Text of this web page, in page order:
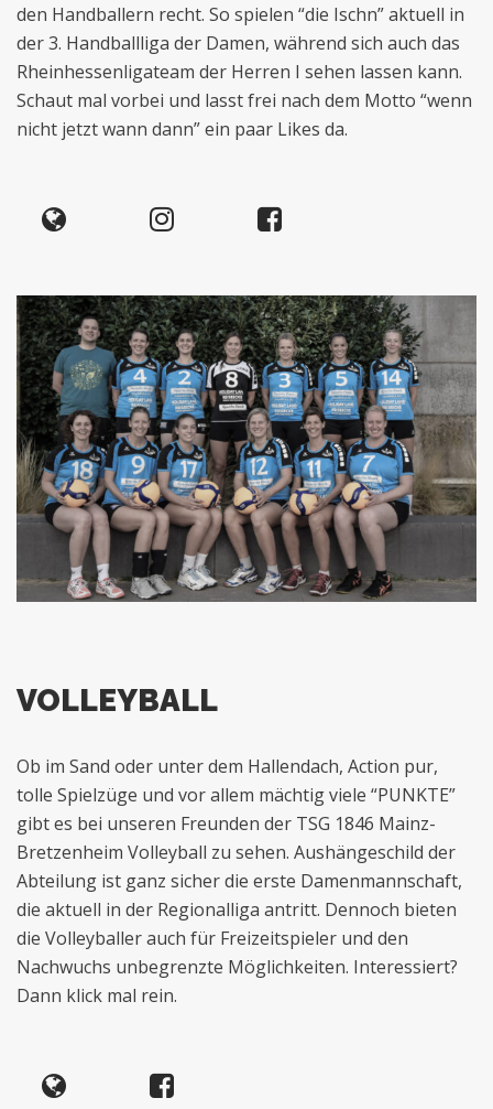
den Handballern recht. So spielen “die Ischn” aktuell in
der 3. Handballliga der Damen, während sich auch das
Rheinhessenligateam der Herren I sehen lassen kann.
Schaut mal vorbei und lasst frei nach dem Motto “wenn
nicht jetzt wann dann” ein paar Likes da.
VOLLEYBALL
Ob im Sand oder unter dem Hallendach, Action pur,
tolle Spielzüge und vor allem mächtig viele “PUNKTE”
gibt es bei unseren Freunden der TSG 1846 Mainz-
Bretzenheim Volleyball zu sehen. Aushängeschild der
Abteilung ist ganz sicher die erste Damenmannschaft,
die aktuell in der Regionalliga antritt. Dennoch bieten
die Volleyballer auch für Freizeitspieler und den
Nachwuchs unbegrenzte Möglichkeiten. Interessiert?
Dann klick mal rein.